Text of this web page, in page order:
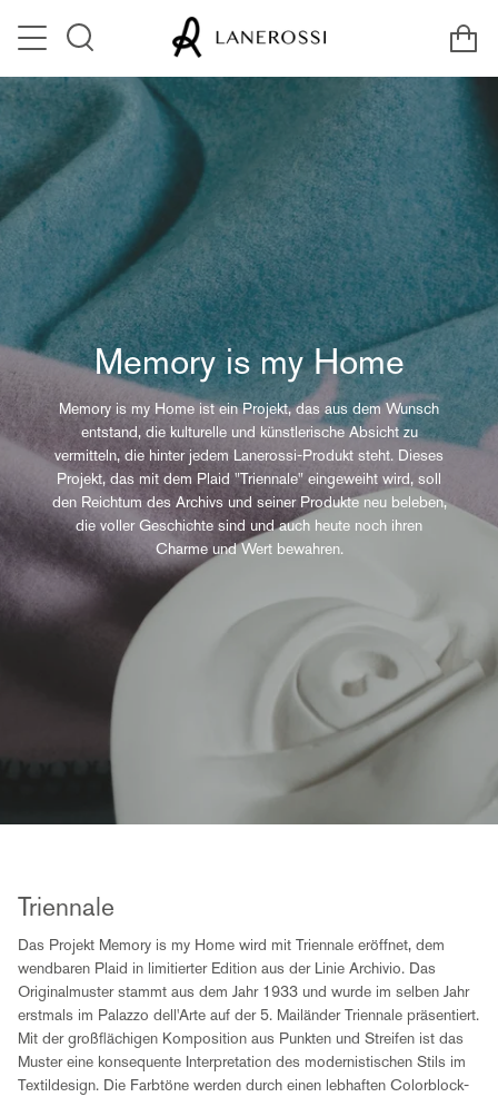
content
Search
Memory is my Home
Memory is my Home ist ein Projekt, das aus dem Wunsch
entstand, die kulturelle und künstlerische Absicht zu
vermitteln, die hinter jedem Lanerossi-Produkt steht. Dieses
Projekt, das mit dem Plaid "Triennale" eingeweiht wird, soll
den Reichtum des Archivs und seiner Produkte neu beleben,
die voller Geschichte sind und auch heute noch ihren
Charme und Wert bewahren.
Triennale
Das Projekt Memory is my Home wird mit Triennale eröffnet, dem
wendbaren Plaid in limitierter Edition aus der Linie Archivio. Das
Originalmuster stammt aus dem Jahr 1933 und wurde im selben Jahr
erstmals im Palazzo dell'Arte auf der 5. Mailänder Triennale präsentiert.
Mit der großflächigen Komposition aus Punkten und Streifen ist das
Muster eine konsequente Interpretation des modernistischen Stils im
Textildesign. Die Farbtöne werden durch einen lebhaften Colorblock-